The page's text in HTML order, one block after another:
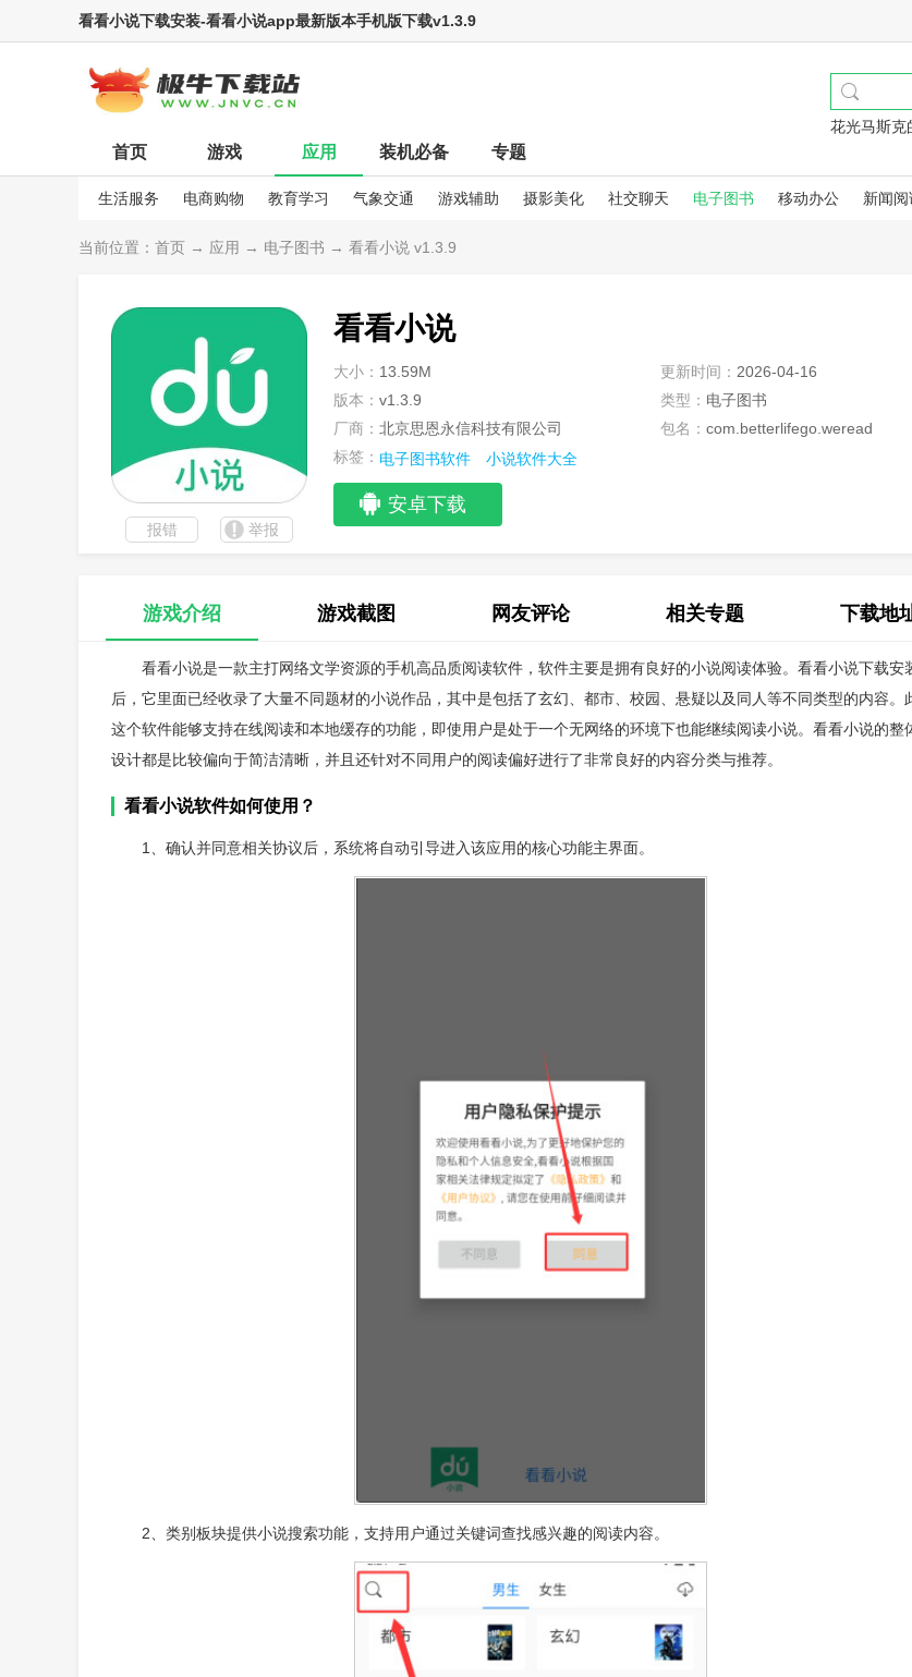
看看小说下载安装-看看小说app最新版本手机版下载v1.3.9
花光马斯克
首页 游戏 应用 装机必备 专题
生活服务 电商购物 教育学习 气象交通 游戏辅助 摄影美化 社交聊天 电子图书 移动办公 新闻阅
娱乐资讯
当前位置： 首页 → 应用 → 电子图书 → 看看小说 v1.3.9
看看小说
大小： 13.59M 更新时间： 2026-04-16
版本： v1.3.9 类型： 电子图书
厂商： 北京思恩永信科技有限公司 包名： com.betterlifego.weread
标签： 电子图书软件 小说软件大全
安卓下载
报错 举报
游戏介绍 游戏截图 网友评论
(0)
相关专题 下载地
看看小说是一款主打网络文学资源的手机高品质阅读软件，软件主要是拥有良好的小说阅读体验。看看小说下载安
后，它里面已经收录了大量不同题材的小说作品，其中是包括了玄幻、都市、校园、悬疑以及同人等不同类型的内容。
这个软件能够支持在线阅读和本地缓存的功能，即使用户是处于一个无网络的环境下也能继续阅读小说。看看小说的整
设计都是比较偏向于简洁清晰，并且还针对不同用户的阅读偏好进行了非常良好的内容分类与推荐。
看看小说软件如何使用？
1、确认并同意相关协议后，系统将自动引导进入该应用的核心功能主界面。
2、类别板块提供小说搜索功能，支持用户通过关键词查找感兴趣的阅读内容。